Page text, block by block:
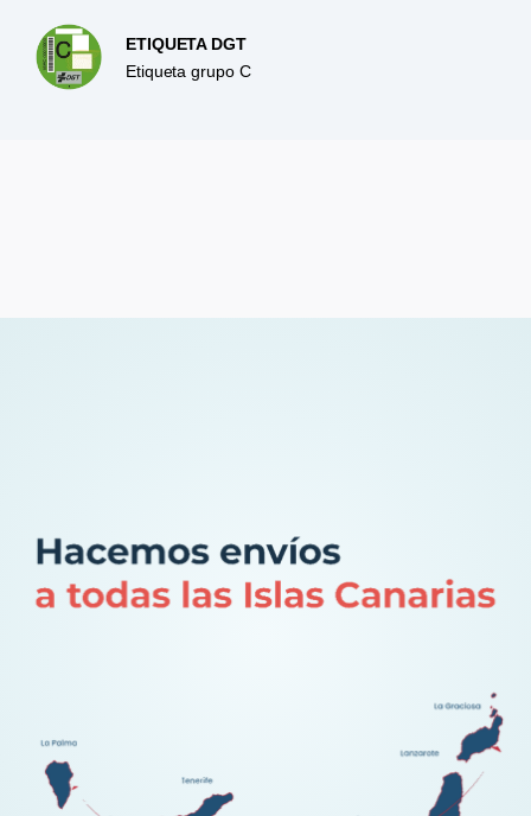
ETIQUETA DGT
Etiqueta grupo C